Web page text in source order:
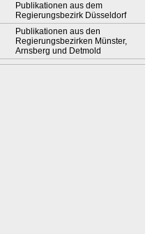
Publikationen aus dem
Regierungsbezirk Düsseldorf
Publikationen aus den
Regierungsbezirken Münster,
Arnsberg und Detmold